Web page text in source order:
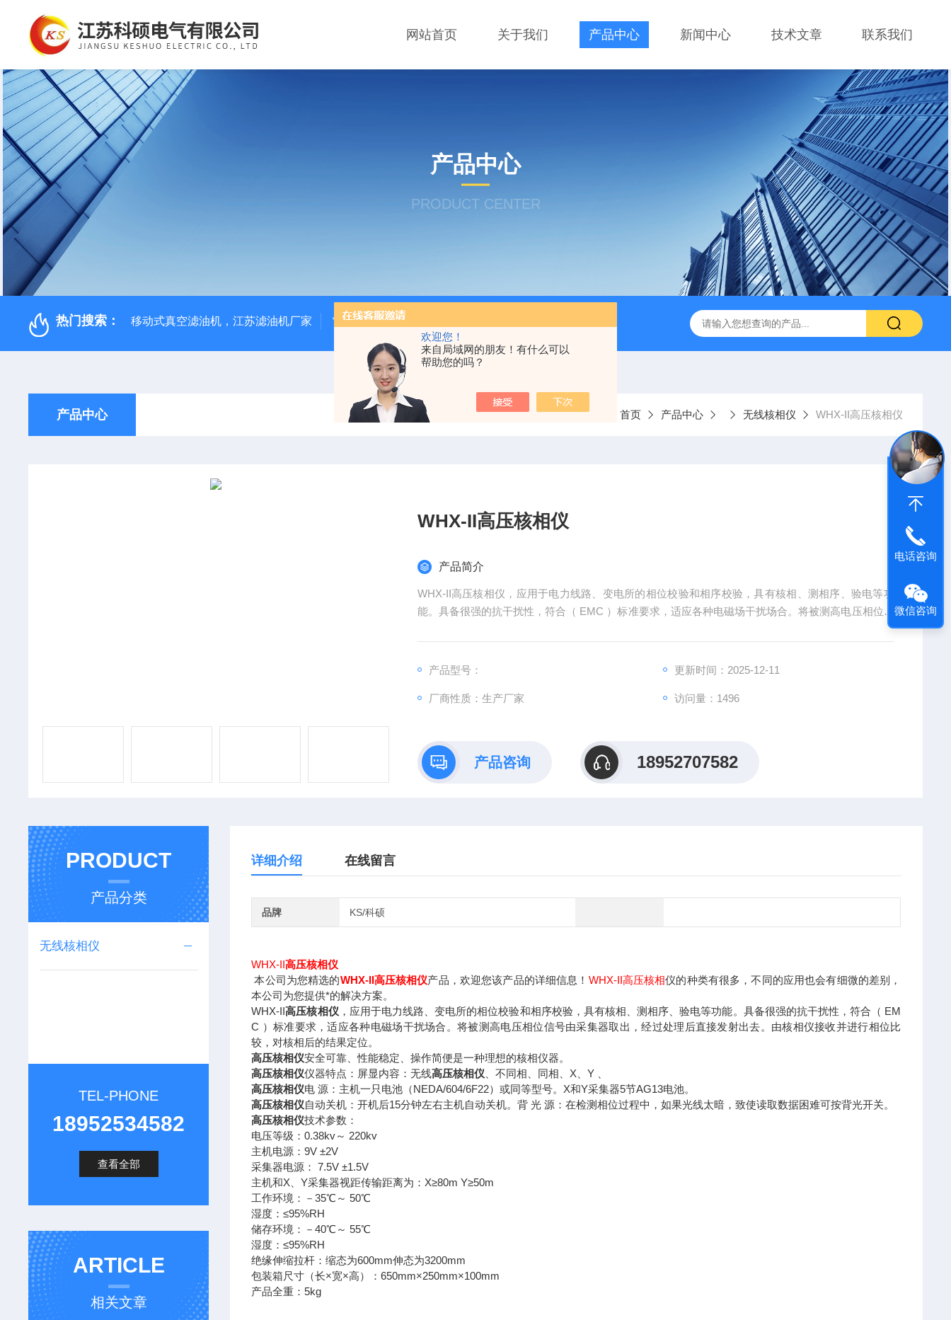
欢迎您！
来自局域网的朋友！有什么可以
帮助您的吗？
网站首页 关于我们 产品中心 新闻中心 技术文章 联系我们
产品中心
PRODUCT CENTER
热门搜索： 移动式真空滤油机，江苏滤油机厂家 雷电冲击发生器 复合绝缘子拉力试验机 矿用电缆打压设备 超低频耐
产品中心 当前位置： 首页 产品中心 无线核相仪 WHX-II高压核相仪
WHX-II高压核相仪
产品简介
WHX-II高压核相仪，应用于电力线路、变电所的相位校验和相序校验，具有核相、测相序、验电等功
能。具备很强的抗干扰性，符合（ EMC ）标准要求，适应各种电磁场干扰场合。将被测高电压相位信
产品型号： 更新时间：2025-12-11
厂商性质：生产厂家 访问量：1496
产品咨询 18952707582
PRODUCT
产品分类
无线核相仪
TEL-PHONE
18952534582
查看全部
ARTICLE
相关文章
详细介绍 在线留言
品牌 KS/科硕
WHX-II高压核相仪
本公司为您精选的WHX-II高压核相仪产品，欢迎您该产品的详细信息！ WHX-II高压核相仪的种类有很多，不同的应用也会有细微的差别，
本公司为您提供*的解决方案。
WHX-II高压核相仪，应用于电力线路、变电所的相位校验和相序校验，具有核相、测相序、验电等功能。具备很强的抗干扰性，符合（ EM
C ）标准要求，适应各种电磁场干扰场合。将被测高电压相位信号由采集器取出，经过处理后直接发射出去。由核相仪接收并进行相位比
较，对核相后的结果定位。
高压核相仪安全可靠、性能稳定、操作简便是一种理想的核相仪器。
高压核相仪仪器特点：屏显内容：无线高压核相仪 、不同相、同相、X、Y 、
高压核相仪电 源：主机一只电池（NEDA/604/6F22）或同等型号。X和Y采集器5节AG13电池。
高压核相仪自动关机：开机后15分钟左右主机自动关机。背 光 源：在检测相位过程中，如果光线太暗，致使读取数据困难可按背光开关。
高压核相仪技术参数：
电压等级：0.38kv～ 220kv
主机电源：9V ±2V
采集器电源： 7.5V ±1.5V
主机和X、Y采集器视距传输距离为：X≥80m Y≥50m
工作环境：－35℃～ 50℃
湿度：≤95%RH
储存环境：－40℃～ 55℃
湿度：≤95%RH
绝缘伸缩拉杆：缩态为600mm伸态为3200mm
包装箱尺寸（长×宽×高）：650mm×250mm×100mm
产品全重：5kg
电话咨询
微信咨询